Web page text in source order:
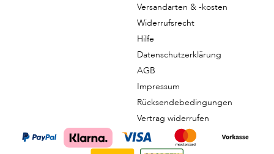
Versandarten & -kosten
Widerrufsrecht
Hilfe
Datenschutzerklärung
AGB
Impressum
Rücksendebedingungen
Vertrag widerrufen